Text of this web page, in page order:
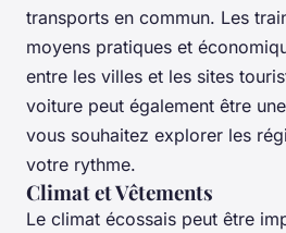
transports en commun. Les
moyens pratiques et
entre les villes et les sites
voiture peut également être
vous souhaitez explorer les
votre rythme.
Climat et Vêtements
Le climat écossais peut être